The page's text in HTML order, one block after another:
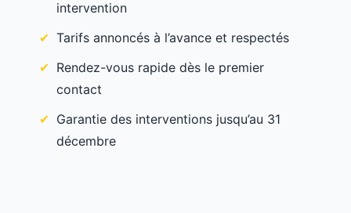
intervention
Tarifs annoncés à l’avance et respectés
Rendez-vous rapide dès le premier
contact
Garantie des interventions jusqu’au 31
décembre